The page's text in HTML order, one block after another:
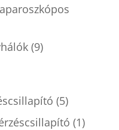
(9)
(5)
(1)